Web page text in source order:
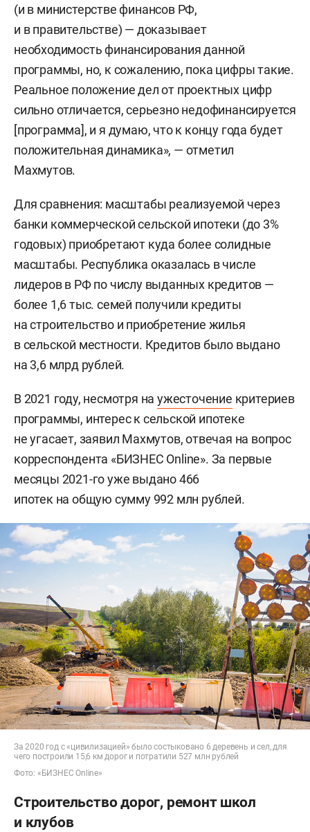
(и в министерстве финансов РФ,
и в правительстве) — доказывает
необходимость финансирования данной
программы, но, к сожалению, пока цифры такие.
Реальное положение дел от проектных цифр
сильно отличается, серьезно недофинансируется
[программа], и я думаю, что к концу года будет
положительная динамика», — отметил
Махмутов.
Для сравнения: масштабы реализуемой через
банки коммерческой сельской ипотеки (до 3%
годовых) приобретают куда более солидные
масштабы. Республика оказалась в числе
лидеров в РФ по числу выданных кредитов —
более 1,6 тыс. семей получили кредиты
на строительство и приобретение жилья
в сельской местности. Кредитов было выдано
на 3,6 млрд рублей.
В 2021 году, несмотря наужесточение критериев
программы, интерес к сельской ипотеке
не угасает, заявил Махмутов, отвечая на вопрос
корреспондента «БИЗНЕС Online». За первые
месяцы 2021-го уже выдано 466
ипотек на общую сумму 992 млн рублей.
За 2020 год с «цивилизацией» было состыковано 6 деревень и сел, для
чего построили 15,6 км дорог и потратили 527 млн рублей
Фото: «БИЗНЕС Online»
Строительство дорог, ремонт школ
и клубов